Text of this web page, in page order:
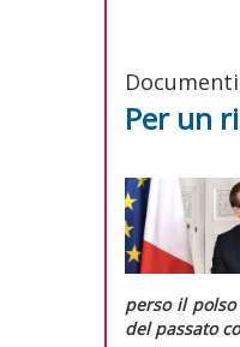
Per un
perso il
del passato